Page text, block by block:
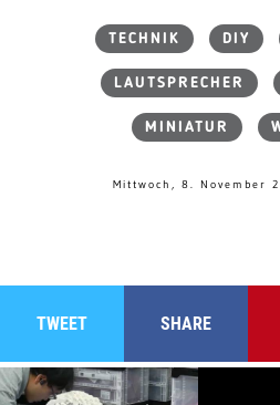
TECHNIK DIY
LAUTSPRECHER
MINIATUR
Mittwoch, 8. November
TWEET SHARE